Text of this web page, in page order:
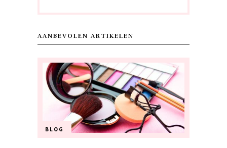
AANBEVOLEN ARTIKELEN
BLOG